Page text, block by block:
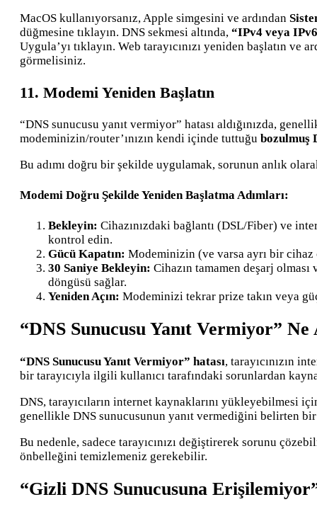
MacOS kullanıyorsanız, Apple simgesini ve ardından
düğmesine tıklayın. DNS sekmesi altında, “IPv4 veya
Uygula’yı tıklayın. Web tarayıcınızı yeniden başlatın ve
görmelisiniz.
11. Modemi Yeniden Başlatın
“DNS sunucusu yanıt vermiyor” hatası aldığınızda,
modeminizin/router’ınızın kendi içinde tuttuğu bozulmuş
Bu adımı doğru bir şekilde uygulamak, sorunun anlık
Modemi Doğru Şekilde Yeniden Başlatma Adımları:
Bekleyin: Cihazınızdaki bağlantı (DSL/Fiber) ve
kontrol edin.
Gücü Kapatın: Modeminizin (ve varsa ayrı bir
30 Saniye Bekleyin: Cihazın tamamen deşarj
döngüsü sağlar.
Yeniden Açın: Modeminizi tekrar prize takın veya
“DNS Sunucusu Yanıt Vermiyor”
“DNS Sunucusu Yanıt Vermiyor” hatası, tarayıcınızın
bir tarayıcıyla ilgili kullanıcı tarafındaki sorunlardan
DNS, tarayıcıların internet kaynaklarını yükleyebilmesi
genellikle DNS sunucusunun yanıt vermediğini belirten bir
Bu nedenle, sadece tarayıcınızı değiştirerek sorunu
önbelleğini temizlemeniz gerekebilir.
“Gizli DNS Sunucusuna